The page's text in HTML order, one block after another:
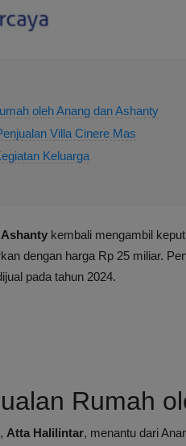
oleh Anang dan Ashanty
Villa Cinere Mas
Keluarga
kembali mengambil
dengan harga Rp 25 miliar.
pada tahun 2024.
Rumah
Atta Halilintar, menantu dari